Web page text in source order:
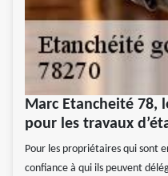
Marc Etancheité 78,
pour les travaux
Pour les propriétaires qui sont
confiance à qui ils peuvent